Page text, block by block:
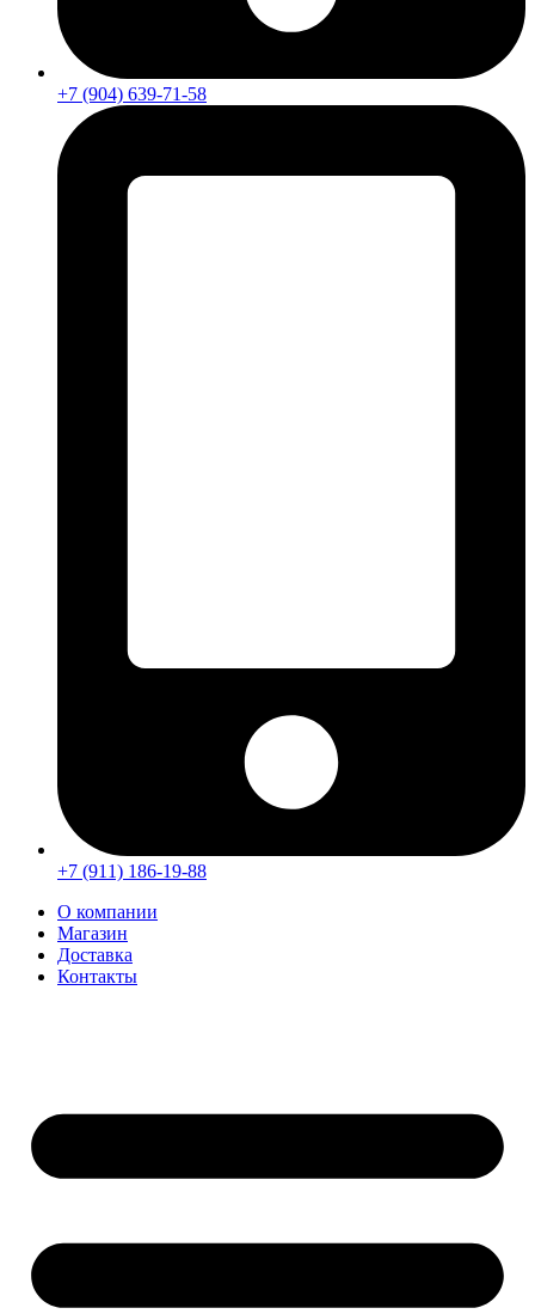
+7 (904) 639-71-58
+7 (911) 186-19-88
О компании
Магазин
Доставка
Контакты